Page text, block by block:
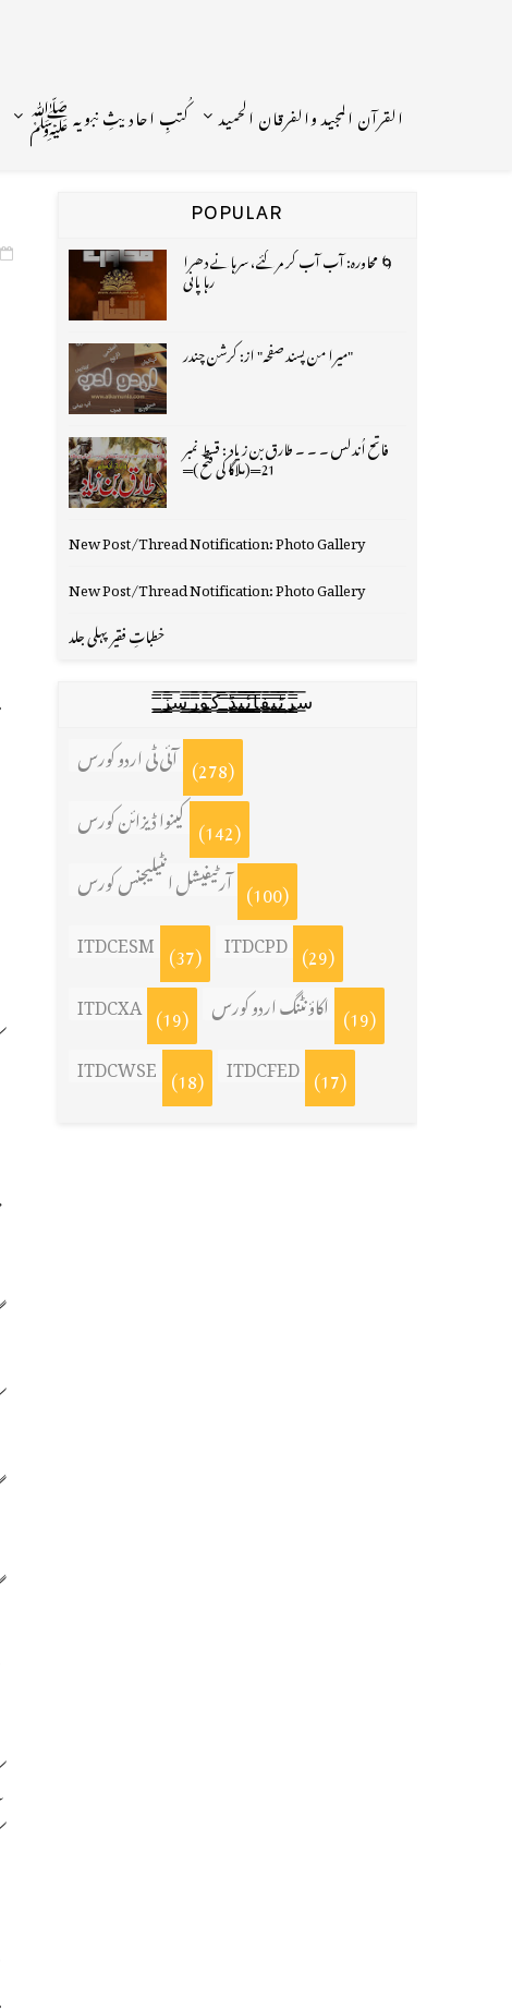
القرآن المجید والفرقان الحمید کُتبِ احادیثِ نبویہ ﷺ
POPULAR
🌀 محاورہ: آب آب کر مر گئے، سرہانے دھرا
رہا پانی
"میرا من پسند صفحہ" از: کرشن چندر
فاتح اُندلس ۔ ۔ ۔ طارق بن زیاد : قسط نمبر
21═(ملاگا کی فتح )═
New Post/Thread Notification: Photo Gallery
New Post/Thread Notification: Photo Gallery
خطباتِ فقیر پہلی جلد
س̳̿͟͞ر̳̿͟͞ٹ̳̿͟͞ی̳̿͟͞ف̳̿͟͞ا̳̿͟͞ي̳̳̿ٔ̿͟͟͞͞ی̳̿͟͞ڈ̳̿͟͞ ̳̿͟͞ک̳̿͟͞و̳̿͟͞ر̳̿͟͞س̳̿͟͞ز̳̿͟͞
آئی ٹی اردو کورس (278)
کینوا ڈیزائن کورس (142)
آرٹیفیشل انٹیلیجنس کورس (100)
ITDCESM (37) ITDCPD (29)
ITDCXA (19) اکاؤنٹنگ اردو کورس (19)
ITDCWSE (18) ITDCFED (17)